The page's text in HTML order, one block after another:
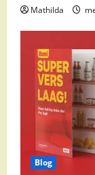
Mathilda
Blog